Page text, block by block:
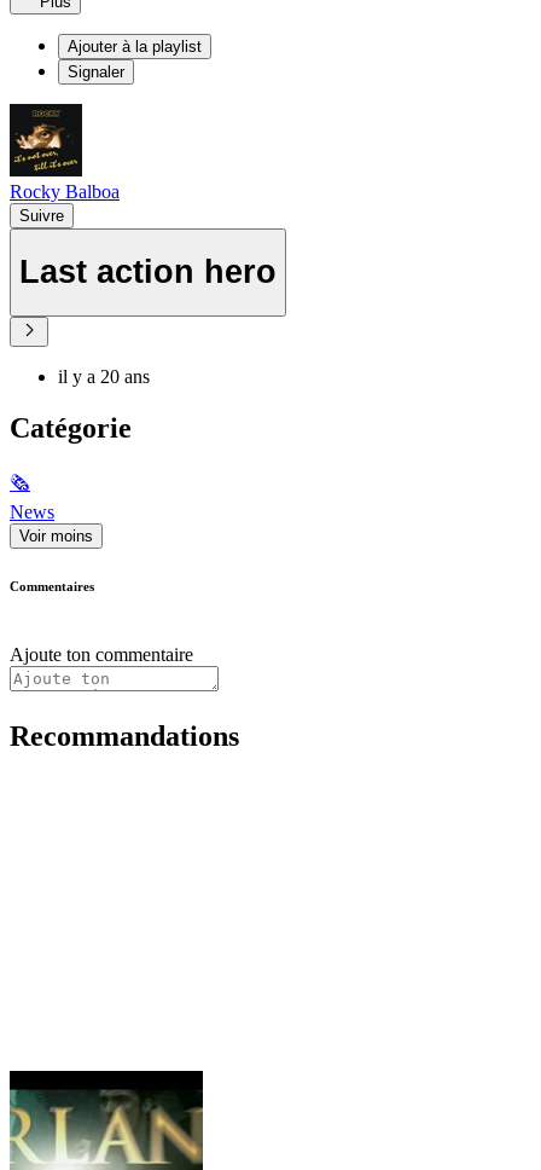
Ajouter à la playlist
Signaler
Rocky Balboa
Suivre
Last action hero
il y a 20 ans
Catégorie
🗞
News
Voir moins
Commentaires
Ajoute ton commentaire
Recommandations